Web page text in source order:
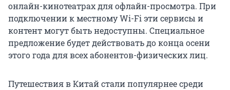
онлайн-кинотеатрах для офлайн-просмотра. При
подключении к местному Wi-Fi эти сервисы и
контент могут быть недоступны. Специальное
предложение будет действовать до конца осени
этого года для всех абонентов-физических лиц.
Путешествия в Китай стали популярнее среди